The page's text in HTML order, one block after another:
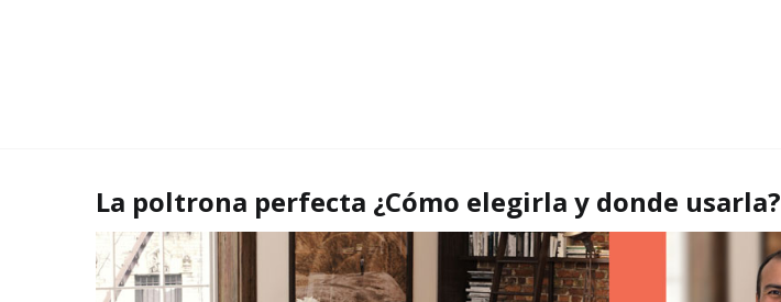
La poltrona perfecta ¿Cómo elegirla y donde usarla?